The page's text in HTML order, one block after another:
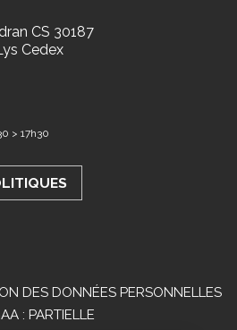
CS 30187
Cedex
> 17h30
DES DONNÉES PERSONNELLES
: PARTIELLE